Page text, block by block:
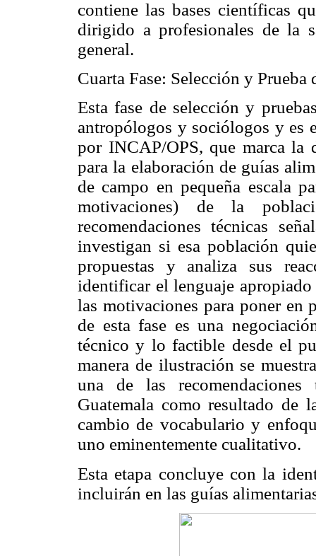
contiene las bases científicas
dirigido a profesionales de
general.
Cuarta Fase: Selección y
Esta fase de selección y
antropólogos y sociólogos y es
por INCAP/OPS, que marca la
para la elaboración de guías
de campo en pequeña escala
motivaciones) de la
recomendaciones técnicas
investigan si esa población
propuestas y analiza sus
identificar el lenguaje
las motivaciones para poner en
de esta fase es una
técnico y lo factible desde el
manera de ilustración se
una de las
Guatemala como resultado de
cambio de vocabulario y
uno eminentemente cualitativo.
Esta etapa concluye con la
incluirán en las guías